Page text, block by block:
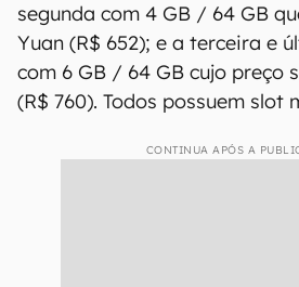
segunda com 4 GB / 64 GB
Yuan (R$ 652); e a terceira e
com 6 GB / 64 GB cujo preço
(R$ 760). Todos possuem slot
CONTINUA APÓS A